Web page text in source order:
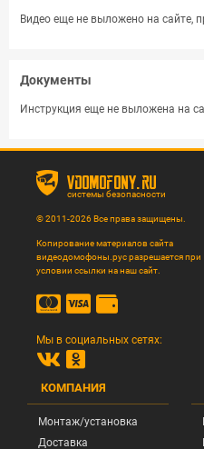
Видео еще не выложено на сайте,
Документы
Инструкция еще не выложена на
vdomofony.ru
системы безопасности
© 2011-2026 Все права защищены.
Копирование материалов сайта
видеодомофоны.рус разрешается при
условии ссылки на наш сайт.
Мы в социальных сетях:
КОМПАНИЯ
Монтаж/установка
Доставка